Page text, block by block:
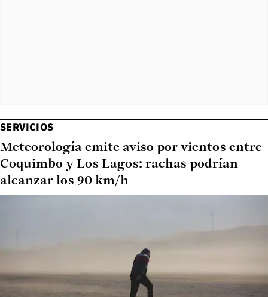
SERVICIOS
Meteorología emite aviso por vientos entre
Coquimbo y Los Lagos: rachas podrían
alcanzar los 90 km/h